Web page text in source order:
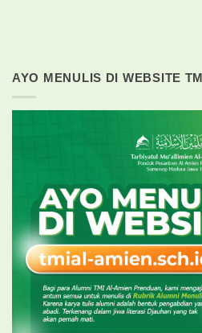
AYO MENULIS DI WEBSITE TMI